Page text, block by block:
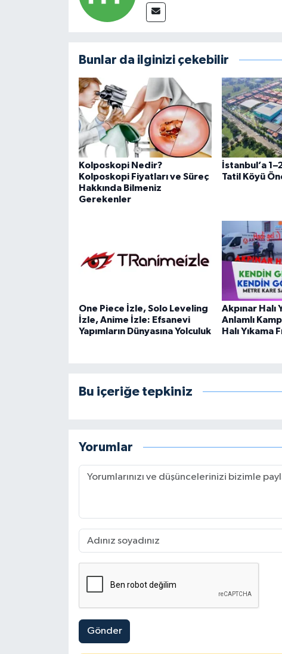
Bunlar da ilginizi çekebilir
Kolposkopi Nedir?
Kolposkopi Fiyatları ve Süreç
Hakkında Bilmeniz
Gerekenler
İstanbul’a
Tatil Köyü
One Piece İzle, Solo Leveling
İzle, Anime İzle: Efsanevi
Yapımların Dünyasına Yolculuk
Akpınar Halı
Anlamlı
Halı Yıkama
Bu içeriğe tepkiniz
Yorumlar
Gönder